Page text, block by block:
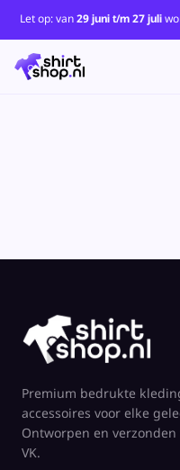
Let op: van29 juni t/m 27 juli
Premium bedrukte
accessoires voor elke
Ontworpen en
VK.
Standaard
Price: Lowest First
Price: Highest First